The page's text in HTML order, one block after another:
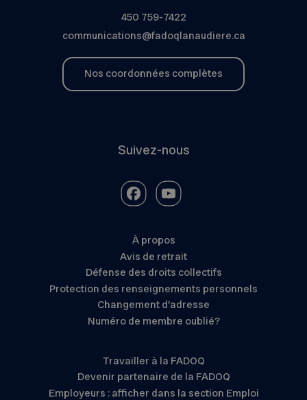
450 759-7422
communications@fadoqlanaudiere.ca
Nos coordonnées complètes
Suivez-nous
À propos
Avis de retrait
Défense des droits collectifs
Protection des renseignements personnels
Changement d’adresse
Numéro de membre oublié?
Travailler à la FADOQ
Devenir partenaire de la FADOQ
Employeurs : afficher dans la section Emploi